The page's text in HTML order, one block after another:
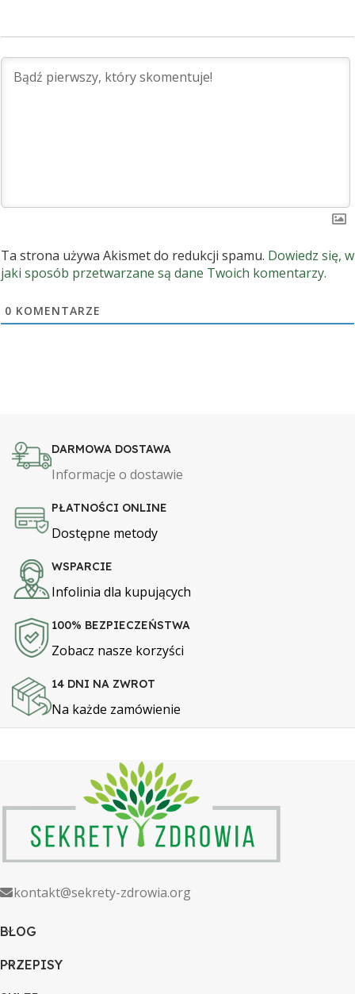
Ta strona używa Akismet do redukcji spamu. Dowiedz się, w
jaki sposób przetwarzane są dane Twoich komentarzy.
0 KOMENTARZE
DARMOWA DOSTAWA
Informacje o dostawie
PŁATNOŚCI ONLINE
Dostępne metody
WSPARCIE
Infolinia dla kupujących
100% BEZPIECZEŃSTWA
Zobacz nasze korzyści
14 DNI NA ZWROT
Na każde zamówienie
kontakt@sekrety-zdrowia.org
BLOG
PRZEPISY